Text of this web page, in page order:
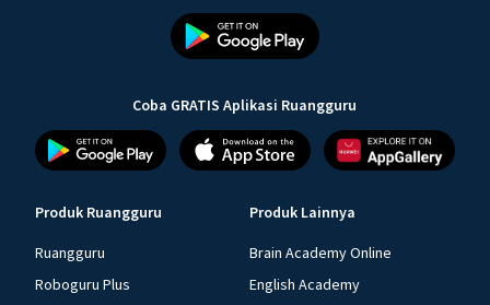
Coba GRATIS Aplikasi Ruangguru
Produk Ruangguru
Ruangguru
Roboguru Plus
Produk Lainnya
Brain Academy Online
English Academy